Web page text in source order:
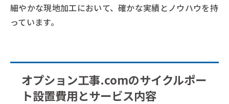
細やかな現地加工において、確かな実績とノウハウを持
っています。
オプション工事.comのサイクルポー
ト設置費用とサービス内容